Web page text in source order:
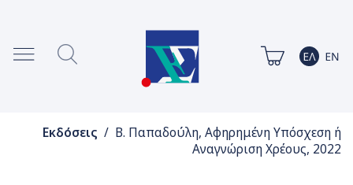
Εκδόσεις / Β. Παπαδούλη, Αφηρημένη Υπόσχεση ή
Αναγνώριση Χρέους, 2022